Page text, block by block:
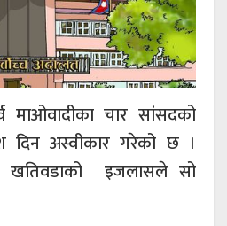
माओवादीका चार सांसदको
दिन अस्वीकार गरेको छ ।
खतिवडाको इजलासले सो